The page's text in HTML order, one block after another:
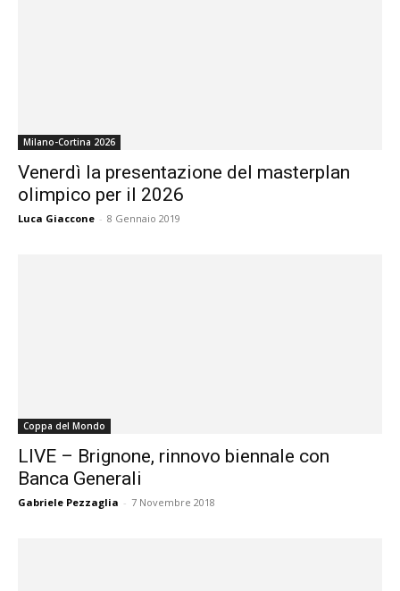
Milano-Cortina 2026
Venerdì la presentazione del masterplan
olimpico per il 2026
Luca Giaccone - 8 Gennaio 2019
Coppa del Mondo
LIVE – Brignone, rinnovo biennale con
Banca Generali
Gabriele Pezzaglia - 7 Novembre 2018